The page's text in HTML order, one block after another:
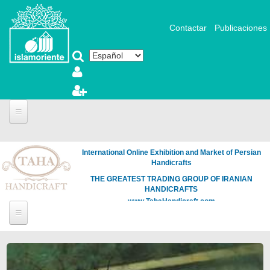
Pasar al contenido principal
Contactar Publicaciones
International Online Exhibition and Market of Persian
Handicrafts
THE GREATEST TRADING GROUP OF IRANIAN
HANDICRAFTS
www.TahaHandicraft.com
Páginas
Loading